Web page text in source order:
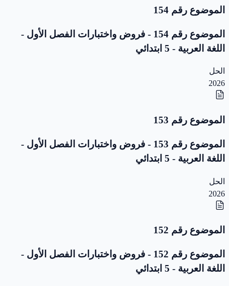
الموضوع رقم 154
الموضوع رقم 154 - فروض واختبارات الفصل الأول -
اللغة العربية - 5 ابتدائي
الحل
2026
الموضوع رقم 153
الموضوع رقم 153 - فروض واختبارات الفصل الأول -
اللغة العربية - 5 ابتدائي
الحل
2026
الموضوع رقم 152
الموضوع رقم 152 - فروض واختبارات الفصل الأول -
اللغة العربية - 5 ابتدائي